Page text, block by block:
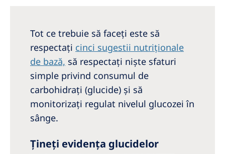
Global Website
Tot ce trebuie să faceţi este să
respectaţi cinci sugestii nutriţionale
de bază, să respectaţi nişte sfaturi
simple privind consumul de
carbohidraţi (glucide) şi să
monitorizaţi regulat nivelul glucozei în
sânge.
Țineți evidența glucidelor